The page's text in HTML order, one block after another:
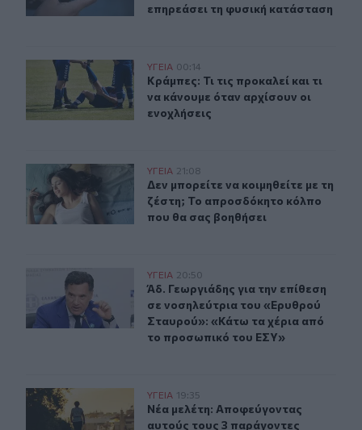
επηρεάσει τη φυσική κατάσταση
Κράμπες: Τι τις προκαλεί και τι να κάνουμε όταν
ΥΓΕΙΑ 00:14
Κράμπες: Τι τις προκαλεί και τι να
Κράμπες: Τι τις προκαλεί και τι
να κάνουμε όταν αρχίσουν οι
ενοχλήσεις
Δεν μπορείτε να κοιμηθείτε με τη ζέστη; Το
ΥΓΕΙΑ 21:08
Δεν μπορείτε να κοιμηθείτε με τη
Δεν μπορείτε να κοιμηθείτε με τη
ζέστη; Το απροσδόκητο κόλπο
που θα σας βοηθήσει
Άδ. Γεωργιάδης για την επίθεση σε νοσηλεύτρια του
ΥΓΕΙΑ 20:50
Άδ. Γεωργιάδης για την επίθεση
Άδ. Γεωργιάδης για την επίθεση
σε νοσηλεύτρια του «Ερυθρού
Σταυρού»: «Κάτω τα χέρια από
το προσωπικό του ΕΣΥ»
Νέα μελέτη: Αποφεύγοντας αυτούς τους 3 παράγοντες
ΥΓΕΙΑ 19:35
Νέα μελέτη: Αποφεύγοντας αυτούς
Νέα μελέτη: Αποφεύγοντας
αυτούς τους 3 παράγοντες